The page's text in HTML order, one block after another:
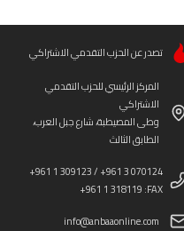
تصدر عن الحزب التقدمي الاشتراكي
المركز الرئيسي للحزب التقدمي
الاشتراكي
وطى المصيطبة، شارع جبل العرب،
الطابق الثالث
+961 1 309123 / +961 3 070124
+961 1 318119 :FAX
info@anbaaonline.com